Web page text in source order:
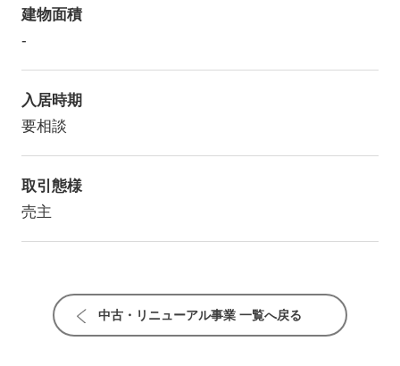
建物面積
-
入居時期
要相談
取引態様
売主
中古・リニューアル事業 一覧へ戻る